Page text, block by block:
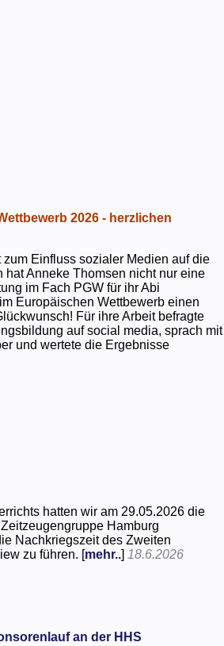
2026 - herzlichen
Einfluss sozialer Medien auf die
Anneke Thomsen nicht nur eine
im Fach PGW für ihr Abi
Europäischen Wettbewerb einen
Für ihre Arbeit befragte
auf social media, sprach mit
und wertete die Ergebnisse
hatten wir am 29.05.2026 die
Hamburg
Nachkriegszeit des Zweiten
zu führen. [mehr..] 18.6.2026
an der HHS